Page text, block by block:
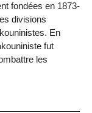
fondées en 1873-
divisions
En
fut
les